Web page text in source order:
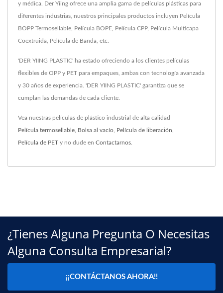
y médica. Der Yiing ofrece una amplia gama de películas plásticas para
diferentes industrias, nuestros principales productos incluyen Película
BOPP Termosellable, Película BOPE, Película CPP, Película Multicapa
Coextruida, Película de Banda, etc.
'DER YIING PLASTIC' ha estado ofreciendo a los clientes películas
flexibles de OPP y PET para empaques, ambas con tecnología avanzada
y 30 años de experiencia. 'DER YIING PLASTIC' garantiza que se
cumplan las demandas de cada cliente.
Vea nuestras películas de plástico industrial de alta calidad
Película termosellable Bolsa al vacío Película de liberación
Película de PET y no dude en Contactarnos
¿Tienes Alguna Pregunta O Necesitas
Alguna Consulta Empresarial?
¡¡CONTÁCTANOS AHORA!!